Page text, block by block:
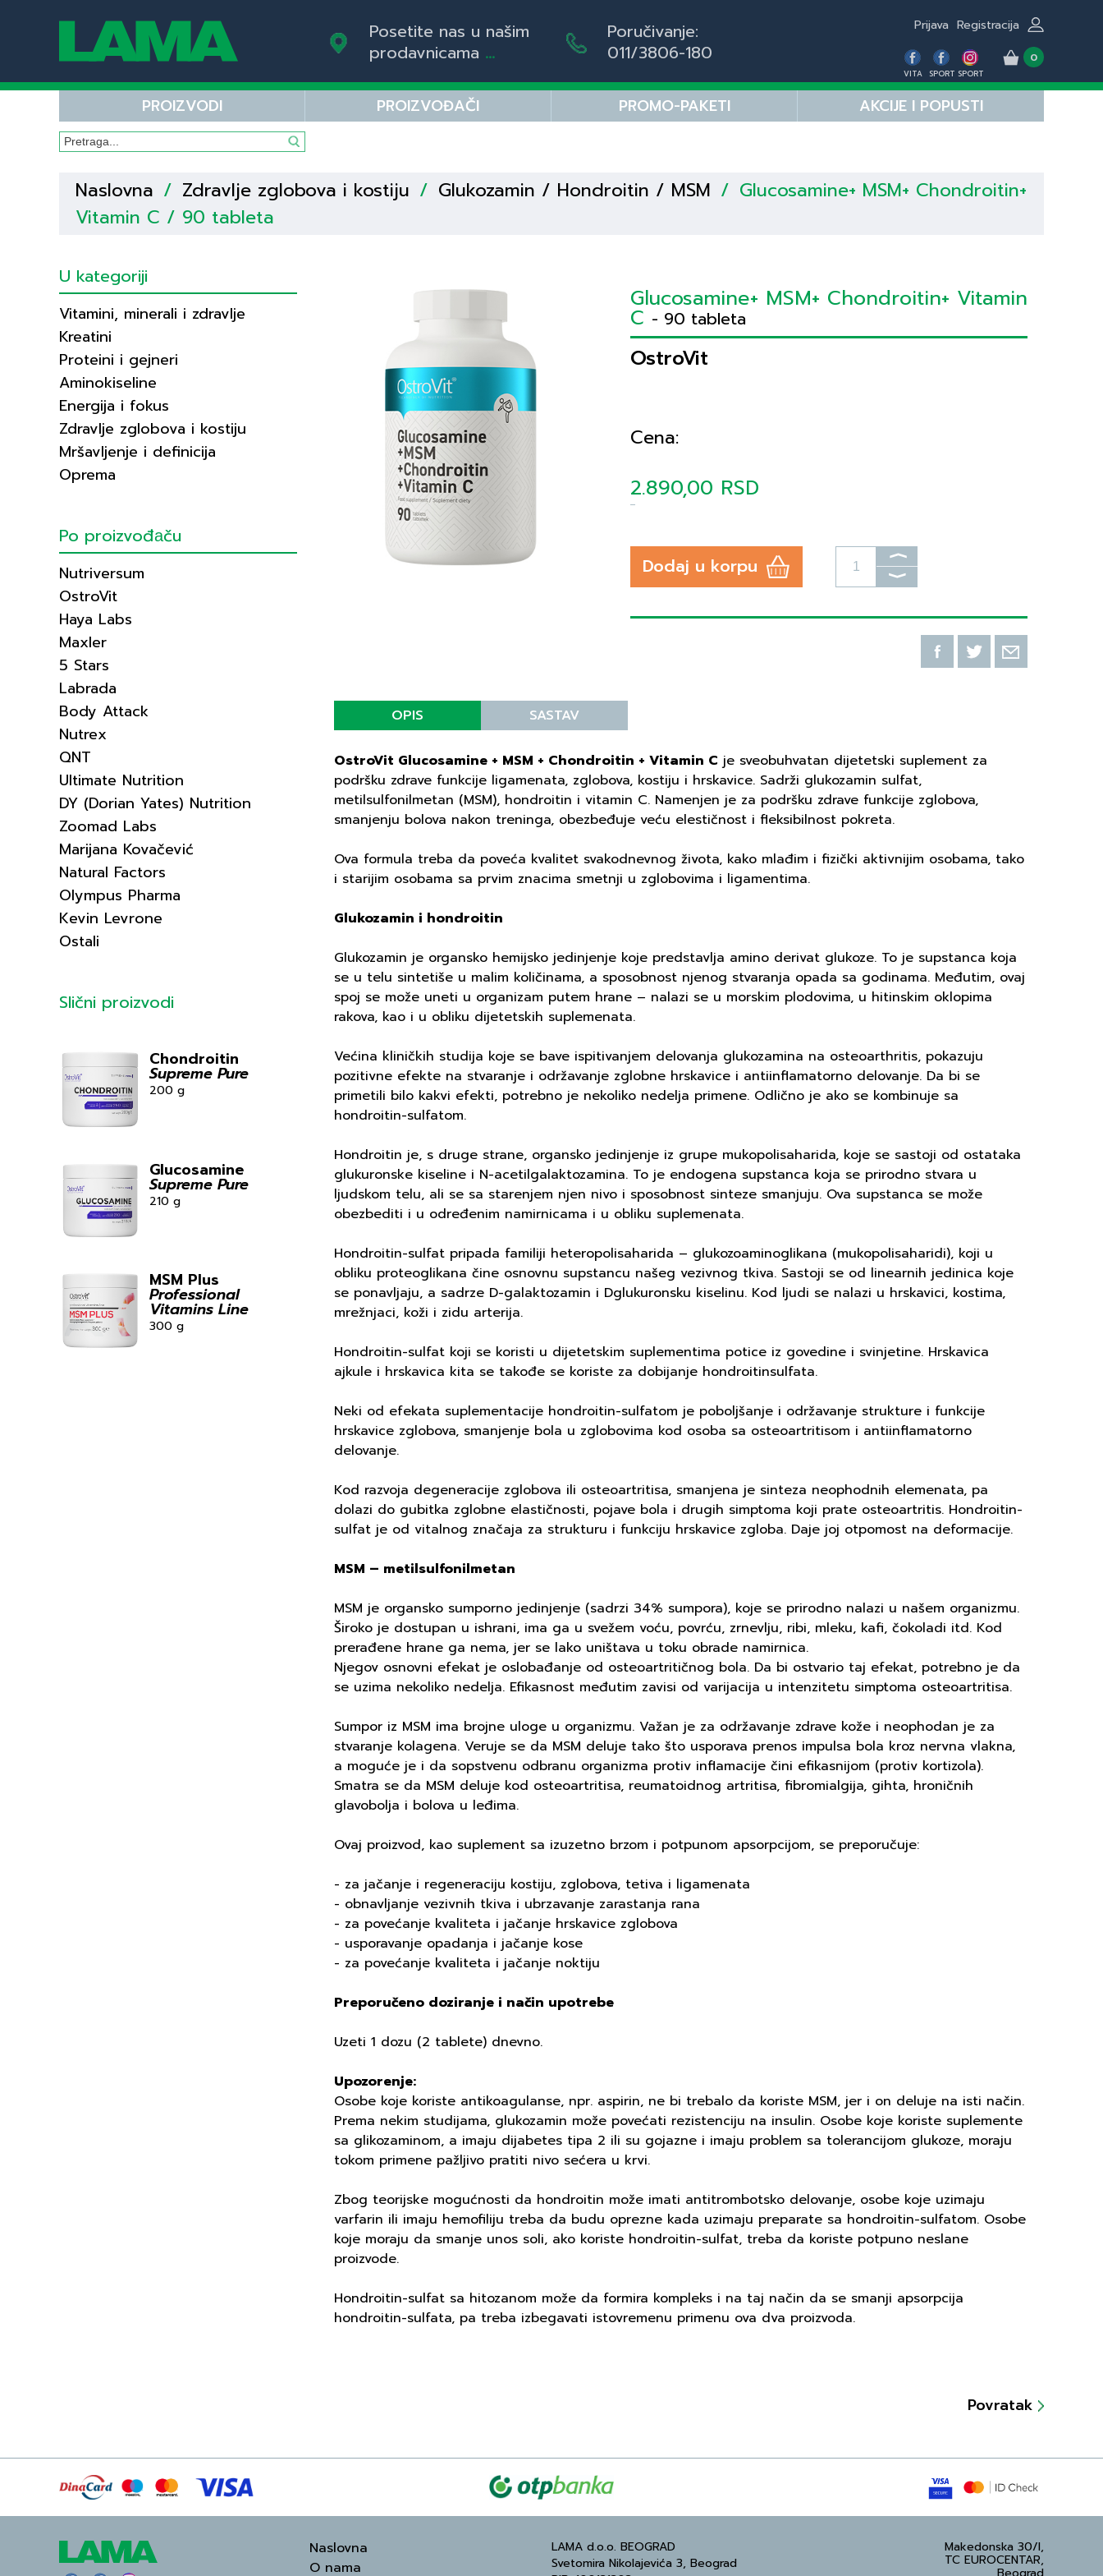
Posetite nas u našim
prodavnicama ...
Poručivanje:
011/3806-180
Registracija
Prijava
VITA SPORT SPORT
0
PROIZVODI PROIZVOĐAČI PROMO-PAKETI AKCIJE I POPUSTI
Naslovna / Zdravlje zglobova i kostiju / Glukozamin / Hondroitin / MSM / Glucosamine+ MSM+ Chondroitin+
Vitamin C / 90 tableta
U kategoriji
Vitamini, minerali i zdravlje
Kreatini
Proteini i gejneri
Aminokiseline
Energija i fokus
Zdravlje zglobova i kostiju
Mršavljenje i definicija
Oprema
Po proizvođаču
Nutriversum
OstroVit
Haya Labs
Maxler
5 Stars
Labrada
Body Attack
Nutrex
QNT
Ultimate Nutrition
DY (Dorian Yates) Nutrition
Zoomad Labs
Marijana Kovačević
Natural Factors
Olympus Pharma
Kevin Levrone
Ostali
Slični proizvodi
Chondroitin
Supreme Pure
200 g
Glucosamine
Supreme Pure
210 g
MSM Plus
Professional
Vitamins Line
300 g
Glucosamine+ MSM+ Chondroitin+ Vitamin
C - 90 tableta
OstroVit
Cena:
2.890,00 RSD
Dodaj u korpu ⟩
⟩
OPIS SASTAV
OstroVit Glucosamine + MSM + Chondroitin + Vitamin C je sveobuhvatan dijetetski suplement za
podršku zdrave funkcije ligamenata, zglobova, kostiju i hrskavice. Sadrži glukozamin sulfat,
metilsulfonilmetan (MSM), hondroitin i vitamin C. Namenjen je za podršku zdrave funkcije zglobova,
smanjenju bolova nakon treninga, obezbeđuje veću elestičnost i fleksibilnost pokreta.
Ova formula treba da poveća kvalitet svakodnevnog života, kako mlađim i fizički aktivnijim osobama, tako
i starijim osobama sa prvim znacima smetnji u zglobovima i ligamentima.
Glukozamin i hondroitin
Glukozamin je organsko hemijsko jedinjenje koje predstavlja amino derivat glukoze. To je supstanca koja
se u telu sintetiše u malim količinama, a sposobnost njenog stvaranja opada sa godinama. Međutim, ovaj
spoj se može uneti u organizam putem hrane – nalazi se u morskim plodovima, u hitinskim oklopima
rakova, kao i u obliku dijetetskih suplemenata.
Većina kliničkih studija koje se bave ispitivanjem delovanja glukozamina na osteoarthritis, pokazuju
pozitivne efekte na stvaranje i održavanje zglobne hrskavice i antiinflamatorno delovanje. Da bi se
primetili bilo kakvi efekti, potrebno je nekoliko nedelja primene. Odlično je ako se kombinuje sa
hondroitin-sulfatom.
Hondroitin je, s druge strane, organsko jedinjenje iz grupe mukopolisaharida, koje se sastoji od ostataka
glukuronske kiseline i N-acetilgalaktozamina. To je endogena supstanca koja se prirodno stvara u
ljudskom telu, ali se sa starenjem njen nivo i sposobnost sinteze smanjuju. Ova supstanca se može
obezbediti i u određenim namirnicama i u obliku suplemenata.
Hondroitin-sulfat pripada familiji heteropolisaharida – glukozoaminoglikana (mukopolisaharidi), koji u
obliku proteoglikana čine osnovnu supstancu našeg vezivnog tkiva. Sastoji se od linearnih jedinica koje
se ponavljaju, a sadrze D-galaktozamin i D­glukuronsku kiselinu. Kod ljudi se nalazi u hrskavici, kostima,
mrežnjaci, koži i zidu arterija.
Hondroitin-sulfat koji se koristi u dijetetskim suplementima potice iz govedine i svinjetine. Hrskavica
ajkule i hrskavica kita se takođe se koriste za dobijanje hondroitin­sulfata.
Neki od efekata suplementacije hondroitin-sulfatom je poboljšanje i održavanje strukture i funkcije
hrskavice zglobova, smanjenje bola u zglobovima kod osoba sa osteoartritisom i antiinflamatorno
delovanje.
Kod razvoja degeneracije zglobova ili osteoartritisa, smanjena je sinteza neophodnih elemenata, pa
dolazi do gubitka zglobne elastičnosti, pojave bola i drugih simptoma koji prate osteoartritis. Hondroitin-
sulfat je od vitalnog značaja za strukturu i funkciju hrskavice zgloba. Daje joj otpomost na deformacije.
MSM – metilsulfonilmetan
MSM je organsko sumporno jedinjenje (sadrzi 34% sumpora), koje se prirodno nalazi u našem organizmu.
Široko je dostupan u ishrani, ima ga u svežem voću, povrću, zrnevlju, ribi, mleku, kafi, čokoladi itd. Kod
prerađene hrane ga nema, jer se lako uništava u toku obrade namirnica.
Njegov osnovni efekat je oslobađanje od osteoartritičnog bola. Da bi ostvario taj efekat, potrebno je da
se uzima nekoliko nedelja. Efikasnost međutim zavisi od varijacija u intenzitetu simptoma osteoartritisa.
Sumpor iz MSM ima brojne uloge u organizmu. Važan je za održavanje zdrave kože i neophodan je za
stvaranje kolagena. Veruje se da MSM deluje tako što usporava prenos impulsa bola kroz nervna vlakna,
a moguće je i da sopstvenu odbranu organizma protiv inflamacije čini efikasnijom (protiv kortizola).
Smatra se da MSM deluje kod osteoartritisa, reumatoidnog artritisa, fibromialgija, gihta, hroničnih
glavobolja i bolova u leđima.
Ovaj proizvod, kao suplement sa izuzetno brzom i potpunom apsorpcijom, se preporučuje:
- za jačanje i regeneraciju kostiju, zglobova, tetiva i ligamenata
- obnavljanje vezivnih tkiva i ubrzavanje zarastanja rana
- za povećanje kvaliteta i jačanje hrskavice zglobova
- usporavanje opadanja i jačanje kose
- za povećanje kvaliteta i jačanje noktiju
Preporučeno doziranje i način upotrebe
Uzeti 1 dozu (2 tablete) dnevno.
Upozorenje:
Osobe koje koriste antikoagulanse, npr. aspirin, ne bi trebalo da koriste MSM, jer i on deluje na isti način.
Prema nekim studijama, glukozamin može povećati rezistenciju na insulin. Osobe koje koriste suplemente
sa glikozaminom, a imaju dijabetes tipa 2 ili su gojazne i imaju problem sa tolerancijom glukoze, moraju
tokom primene pažljivo pratiti nivo sećera u krvi.
Zbog teorijske mogućnosti da hondroitin može imati antitrombotsko delovanje, osobe koje uzimaju
varfarin ili imaju hemofiliju treba da budu oprezne kada uzimaju preparate sa hondroitin-sulfatom. Osobe
koje moraju da smanje unos soli, ako koriste hondroitin-sulfat, treba da koriste potpuno neslane
proizvode.
Hondroitin-sulfat sa hitozanom može da formira kompleks i na taj način da se smanji apsorpcija
hondroitin-sulfata, pa treba izbegavati istovremenu primenu ova dva proizvoda.
Povratak
Naslovna
O nama
LAMA d.o.o. BEOGRAD
Svetomira Nikolajevića 3, Beograd
Makedonska 30/I,
TC EUROCENTAR,